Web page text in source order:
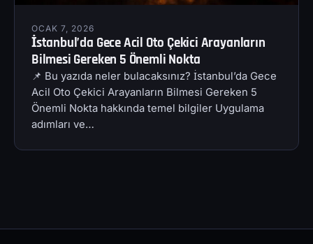
OCAK 7, 2026
İstanbul’da Gece Acil Oto Çekici Arayanların
Bilmesi Gereken 5 Önemli Nokta
📌 Bu yazıda neler bulacaksınız? İstanbul’da Gece
Acil Oto Çekici Arayanların Bilmesi Gereken 5
Önemli Nokta hakkında temel bilgiler Uygulama
adımları ve…